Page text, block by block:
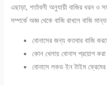
এছাড়া, শর্তাবলী অনুযায়ী বাজির ধরন ও
সম্পর্কে অজ্ঞ থেকে বাজি রাখলে বাজি
বোনাসের জন্য কতবার বাজি
কোন খেলায় বোনাস প্রয়োগ করা
বোনাসে লকড ইন টাইম